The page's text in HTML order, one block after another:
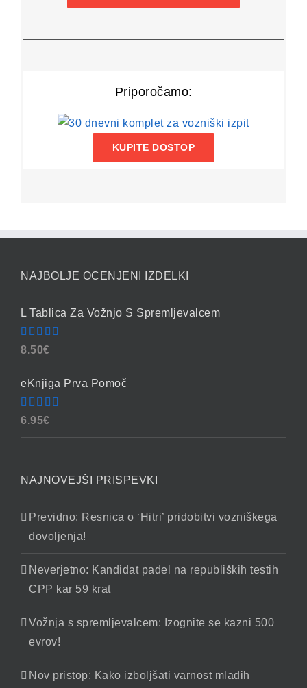
Priporočamo:
KUPITE DOSTOP
NAJBOLJE OCENJENI IZDELKI
L Tablica Za Vožnjo S Spremljevalcem
Ocenjeno
8.50€
eKnjiga Prva Pomoč
Ocenjeno
6.95€
NAJNOVEJŠI PRISPEVKI
Previdno: Resnica o ‘Hitri’ pridobitvi vozniškega
dovoljenja!
Neverjetno: Kandidat padel na republiških testih
CPP kar 59 krat
Vožnja s spremljevalcem: Izognite se kazni 500
evrov!
Nov pristop: Kako izboljšati varnost mladih